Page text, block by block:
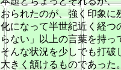
おられたのが、強く印象に
化になって半世紀近く経つ
らない」以上の言葉を持
そんな状況を少しでも打破
大きく頷けるものであった